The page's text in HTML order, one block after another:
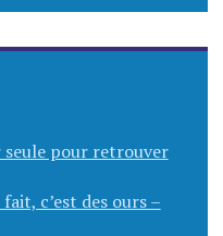
seule pour retrouver
c’est des ours –